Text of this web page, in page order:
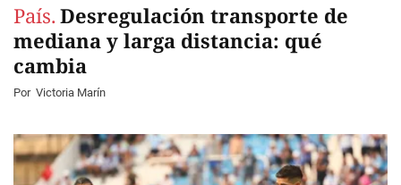
País. Desregulación transporte de
mediana y larga distancia: qué
cambia
Por Victoria Marín